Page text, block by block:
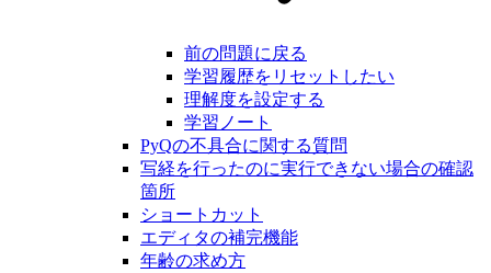
前の問題に戻る
学習履歴をリセットしたい
理解度を設定する
学習ノート
PyQの不具合に関する質問
写経を行ったのに実行できない場合の確認
箇所
ショートカット
エディタの補完機能
年齢の求め方